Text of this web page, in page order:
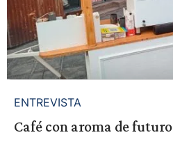
ENTREVISTA
Café con aroma de futuro